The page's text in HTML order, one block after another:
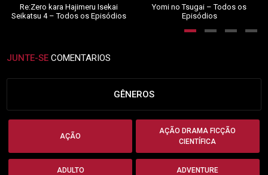
Re:Zero kara Hajimeru Isekai
Seikatsu 4 – Todos os Episódios
Yomi no Tsugai – Todos os
Episódios
JUNTE-SE COMENTARIOS
GÊNEROS
AÇÃO
AÇÃO DRAMA FICÇÃO
CIENTÍFICA
ADULTO ADVENTURE